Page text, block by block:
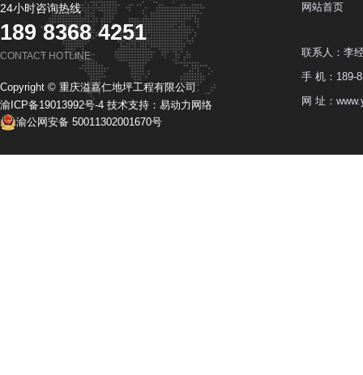
24小时咨询热线
189 8368 4251
CONTACT HOTLINE
Copyright © 重庆溢嘉仁地坪工程有限公司
渝ICP备19013992号-4 技术支持： 易动力网络
渝公网安备 50011302001670号
网站首页
联系人：李
手 机：189-
网 址：